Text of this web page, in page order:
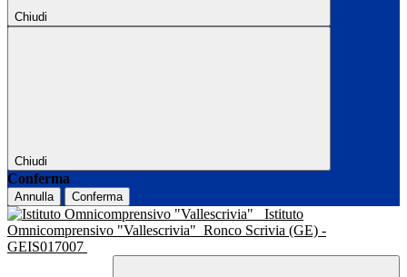
Chiudi
Chiudi
Conferma
Annulla Conferma
Istituto
Omnicomprensivo "Vallescrivia" Ronco Scrivia (GE) -
GEIS017007